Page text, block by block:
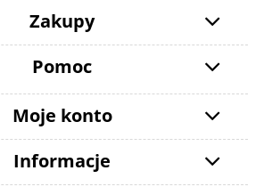
Zakupy
Pomoc
Moje konto
Informacje